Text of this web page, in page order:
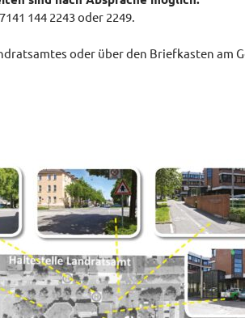
144 2243 oder 2249.
oder über den Briefkasten am